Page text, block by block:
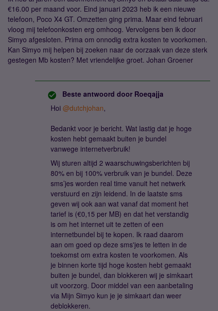
€16.00 per maand voor. Eind januari 2023 heb ik een nieuwe
telefoon, Poco X4 GT. Omzetten ging prima. Maar eind februari
vloog mij telefoonkosten erg omhoog. Vervolgens ben ik door
Simyo afgesloten. Prima om onnodig extra kosten te voorkomen.
Kan Simyo mij helpen bij zoeken naar de oorzaak van deze sterk
gestegen Mb kosten? Met vriendelijke groet. Johan Groener
Beste antwoord door Roeqajja
Hoi @dutchjohan,
Bedankt voor je bericht. Wat lastig dat je hoge
kosten hebt gemaakt buiten je bundel
vanwege internetverbruik!
Wij sturen altijd 2 waarschuwingsberichten bij
80% en bij 100% verbruik van je bundel. Deze
sms’jes worden real time vanuit het netwerk
verstuurd en zijn leidend. In de laatste sms
geven wij ook aan wat vanaf dat moment het
tarief is (€0,15 per MB) en dat het verstandig
is om het internet uit te zetten of een
internetbundel bij te kopen. Ik raad daarom
aan om goed op deze sms'jes te letten in de
toekomst om extra kosten te voorkomen. Als
je binnen korte tijd hoge kosten hebt gemaakt
buiten je bundel, dan blokkeren wij je simkaart
uit voorzorg. Door middel van een aanbetaling
via Mijn Simyo kun je je simkaart dan weer
deblokkeren.